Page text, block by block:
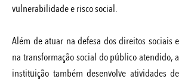
vulnerabilidade e risco social.
Além de atuar na defesa dos direitos sociais e
na transformação social do público atendido, a
instituição também desenvolve atividades de